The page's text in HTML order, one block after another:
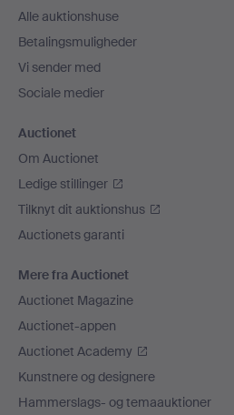
Alle auktionshuse
Betalingsmuligheder
Vi sender med
Sociale medier
Auctionet
Om Auctionet
Ledige stillinger
Tilknyt dit auktionshus
Auctionets garanti
Mere fra Auctionet
Auctionet Magazine
Auctionet-appen
Auctionet Academy
Kunstnere og designere
Hammerslags- og temaauktioner